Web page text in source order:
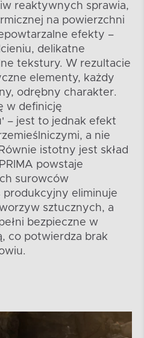
reaktywnych sprawia,
na powierzchni
efekty –
delikatne
tekstury. W rezultacie
elementy, każdy
odrębny charakter.
w definicję
– jest to jednak efekt
a nie
istotny jest skład
powstaje
surowców
produkcyjny eliminuje
sztucznych, a
bezpieczne w
co potwierdza brak